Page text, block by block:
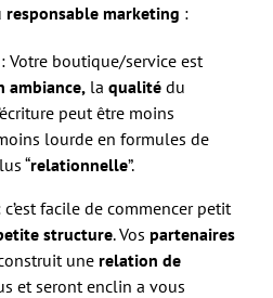
responsable marketing :
: Votre boutique/service est
ambiance, la qualité du
peut être moins
lourde en formules de
“relationnelle”.
c’est facile de commencer petit
structure. Vos partenaires
unerelation de
et seront enclin a vous